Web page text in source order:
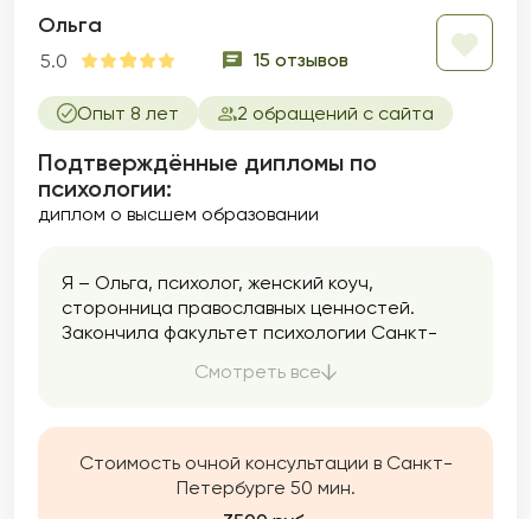
Ольга
5.0 15 отзывов
Опыт 8 лет 2 обращений с сайта
Подтверждённые дипломы по
психологии:
диплом о высшем образовании
Я – Ольга, психолог, женский коуч,
сторонница православных ценностей.
Закончила факультет психологии Санкт-
того момента активно занимаюсь
Смотреть все
Стоимость очной консультации в Санкт-
Петербурге 50 мин.